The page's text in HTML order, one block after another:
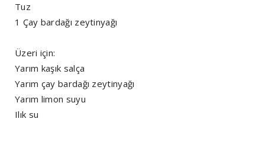
Tuz
1 Çay bardağı zeytinyağı
Üzeri için:
Yarım kaşık salça
Yarım çay bardağı zeytinyağı
Yarım limon suyu
Ilık su